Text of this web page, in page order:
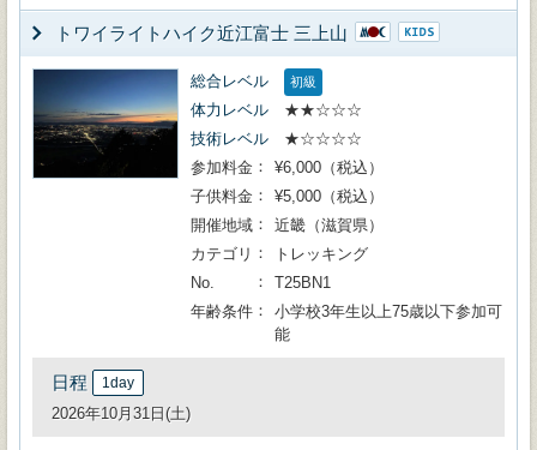
トワイライトハイク近江富士 三上山
総合レベル 初級
体力レベル
★★☆☆☆
技術レベル
★☆☆☆☆
参加料金
¥6,000（税込）
子供料金
¥5,000（税込）
開催地域
近畿（滋賀県）
カテゴリ
トレッキング
No.
T25BN1
年齢条件
小学校3年生以上75歳以下参加可
能
日程 1day
2026年10月31日(土)